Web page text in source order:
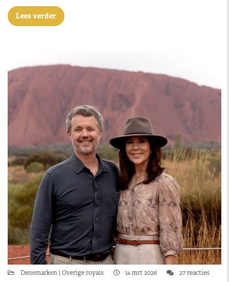
Lees verder
Denemarken Overige royals 14 mrt 2026 27 reacties